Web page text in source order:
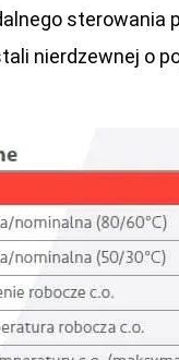
sterowania
nierdzewnej o